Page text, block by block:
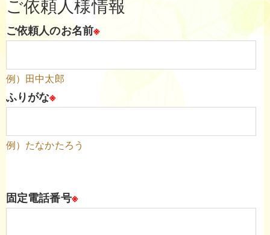
ご依頼人様情報
ご依頼人のお名前※
例）田中太郎
ふりがな※
例）たなかたろう
固定電話番号※